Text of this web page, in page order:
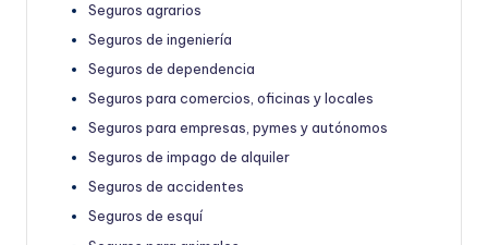
Seguros agrarios
Seguros de ingeniería
Seguros de dependencia
Seguros para comercios, oficinas y locales
Seguros para empresas, pymes y autónomos
Seguros de impago de alquiler
Seguros de accidentes
Seguros de esquí